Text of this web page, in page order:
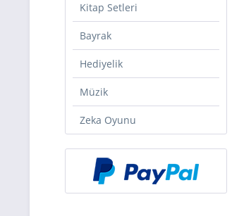
Kitap Setleri
Bayrak
Hediyelik
Müzik
Zeka Oyunu